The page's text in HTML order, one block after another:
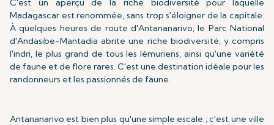
C'est un aperçu de la riche biodiversité pour laquelle
Madagascar est renommée, sans trop s'éloigner de la capitale.
À quelques heures de route d'Antananarivo, le Parc National
d'Andasibe-Mantadia abrite une riche biodiversité, y compris
l'indri, le plus grand de tous les lémuriens, ainsi qu'une variété
de faune et de flore rares. C'est une destination idéale pour les
randonneurs et les passionnés de faune.
Antananarivo est bien plus qu'une simple escale ; c'est une ville